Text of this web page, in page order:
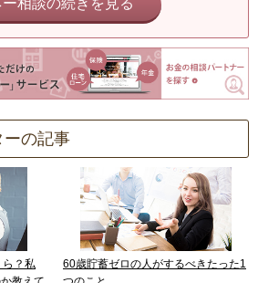
ー相談の続きを見る
ーの記事
ら？私
60歳貯蓄ゼロの人がするべきたった1